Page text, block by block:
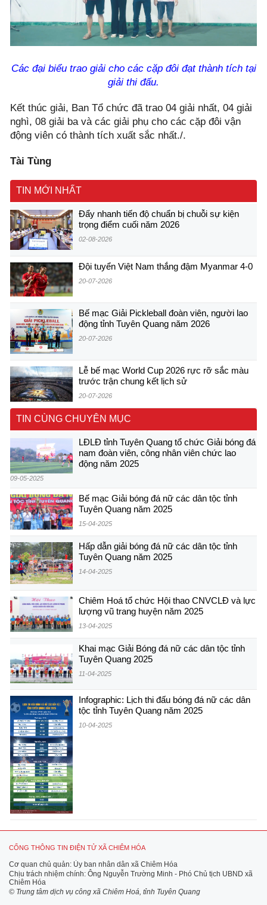
Các đại biểu trao giải cho các cặp đôi đạt thành tích tại
giải thi đấu.
Kết thúc giải, Ban Tổ chức đã trao 04 giải nhất, 04 giải
nghì, 08 giải ba và các giải phụ cho các cặp đôi vận
động viên có thành tích xuất sắc nhất./.
Tài Tùng
TIN MỚI NHẤT
Đẩy nhanh tiến độ chuẩn bị chuỗi sự kiện
trọng điểm cuối năm 2026
02-08-2026
Đội tuyển Việt Nam thắng đậm Myanmar 4-0
20-07-2026
Bế mạc Giải Pickleball đoàn viên, người lao
động tỉnh Tuyên Quang năm 2026
20-07-2026
Lễ bế mạc World Cup 2026 rực rỡ sắc màu
trước trận chung kết lịch sử
20-07-2026
TIN CÙNG CHUYÊN MỤC
LĐLĐ tỉnh Tuyên Quang tổ chức Giải bóng đá
nam đoàn viên, công nhân viên chức lao
động năm 2025
09-05-2025
Bế mạc Giải bóng đá nữ các dân tộc tỉnh
Tuyên Quang năm 2025
15-04-2025
Hấp dẫn giải bóng đá nữ các dân tộc tỉnh
Tuyên Quang năm 2025
14-04-2025
Chiêm Hoá tổ chức Hội thao CNVCLĐ và lực
lượng vũ trang huyện năm 2025
13-04-2025
Khai mạc Giải Bóng đá nữ các dân tộc tỉnh
Tuyên Quang 2025
11-04-2025
Infographic: Lịch thi đấu bóng đá nữ các dân
tộc tỉnh Tuyên Quang năm 2025
10-04-2025
CỔNG THÔNG TIN ĐIỆN TỬ XÃ CHIÊM HÓA
Cơ quan chủ quản: Ủy ban nhân dân xã Chiêm Hóa
Chịu trách nhiệm chính: Ông Nguyễn Trường Minh - Phó Chủ tịch UBND xã
Chiêm Hóa
© Trung tâm dịch vụ công xã Chiêm Hoá, tỉnh Tuyên Quang